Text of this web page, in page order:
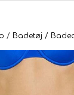
til
Badetøj /